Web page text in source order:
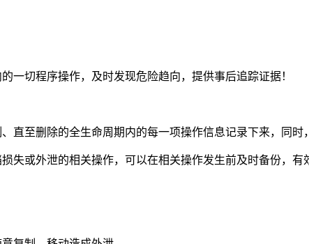
一切程序操作，及时发现危险趋向，提供事后追踪证据！
直至删除的全生命周期内的每一项操作信息记录下来，同时
失或外泄的相关操作，可以在相关操作发生前及时备份，有